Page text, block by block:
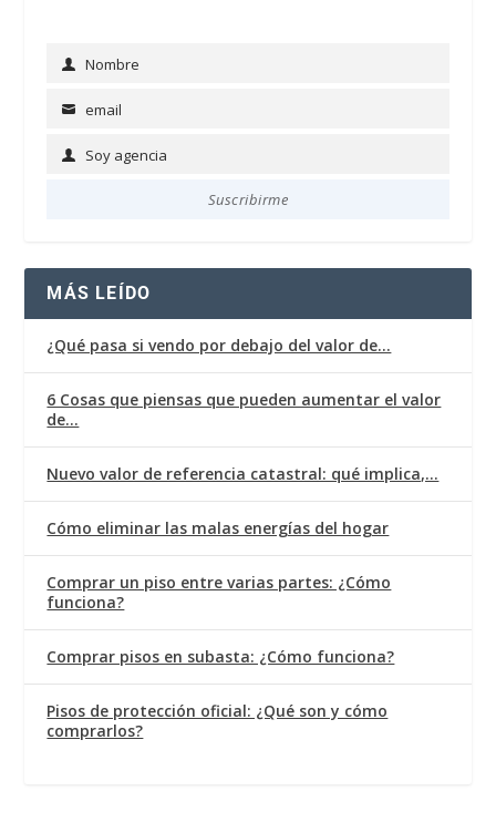
NameNombre
Email email
Soy
Soy agencia
Suscribirme
MÁS LEÍDO
¿Qué pasa si vendo por debajo del valor de…
6 Cosas que piensas que pueden aumentar el valor
de…
Nuevo valor de referencia catastral: qué implica,…
Cómo eliminar las malas energías del hogar
Comprar un piso entre varias partes: ¿Cómo
funciona?
Comprar pisos en subasta: ¿Cómo funciona?
Pisos de protección oficial: ¿Qué son y cómo
comprarlos?